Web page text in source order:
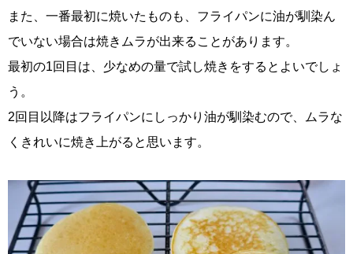
また、一番最初に焼いたものも、フライパンに油が馴染ん
でいない場合は焼きムラが出来ることがあります。
最初の1回目は、少なめの量で試し焼きをするとよいでしょ
う。
2回目以降はフライパンにしっかり油が馴染むので、ムラな
くきれいに焼き上がると思います。